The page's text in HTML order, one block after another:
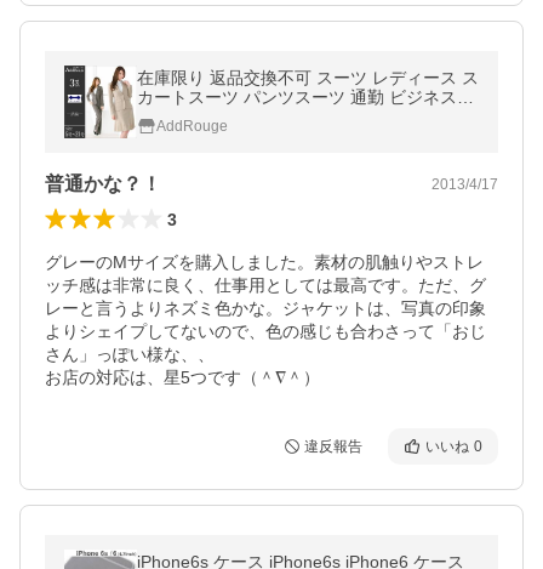
在庫限り 返品交換不可 スーツ レディース ス
カートスーツ パンツスーツ 通勤 ビジネスス
ーツ 大きいサイズ 30代 40代 50代 あすつく
AddRouge
普通かな？！ 2013/4/17
3
グレーのMサイズを購入しました。素材の肌触りやストレ
ッチ感は非常に良く、仕事用としては最高です。ただ、グ
レーと言うよりネズミ色かな。ジャケットは、写真の印象
よりシェイプしてないので、色の感じも合わさって「おじ
さん」っぽい様な、、
お店の対応は、星5つです（＾∇＾）
違反報告 いいね 0
iPhone6s ケース iPhone6s iPhone6 ケース